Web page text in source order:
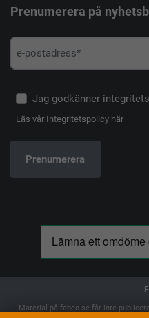
Prenumerera på
Jag godkänner
Läs vår Integritetspolicy här
Material på fabeo.se får inte